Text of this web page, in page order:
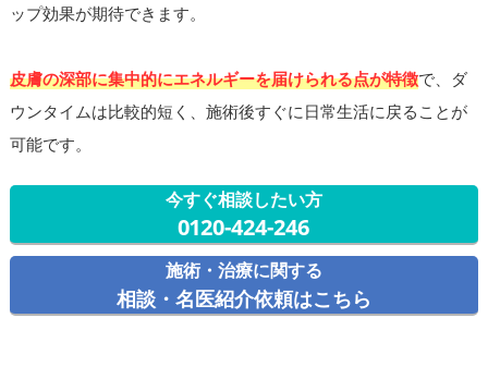
ップ効果が期待できます。
皮膚の深部に集中的にエネルギーを届けられる点が特徴で、ダ
ウンタイムは比較的短く、施術後すぐに日常生活に戻ることが
可能です。
今すぐ相談したい方
0120-424-246
施術・治療に関する
相談・名医紹介依頼はこちら